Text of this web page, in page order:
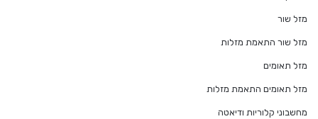
מזל שור
מזל שור התאמת מזלות
מזל תאומים
מזל תאומים התאמת מזלות
מחשבוני קלוריות ודיאטה